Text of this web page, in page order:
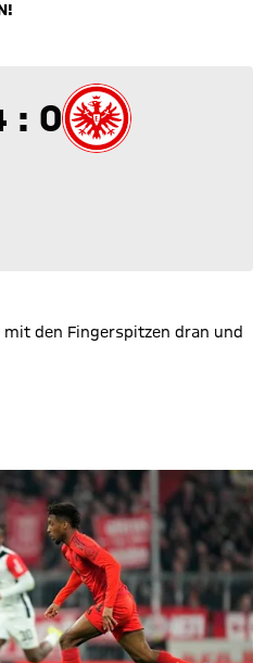
zu 0
: 0
mit den Fingerspitzen dran und